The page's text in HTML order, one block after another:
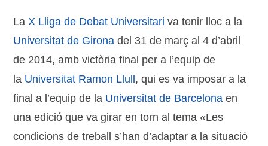
LaX Lliga de Debat Universitari va tenir lloc a la
Universitat de Girona del 31 de març al 4 d’abril
de 2014, amb victòria final per a l’equip de
la Universitat Ramon Llull , qui es va imposar a la
final a l’equip de la Universitat de Barcelona en
una edició que va girar en torn al tema «Les
condicions de treball s’han d’adaptar a la situació